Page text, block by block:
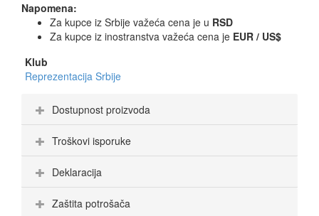
Napomena:
Za kupce iz Srbije važeća cena je u RSD
Za kupce iz inostranstva važeća cena je EUR / US$
Klub
Reprezentacija Srbije
Dostupnost proizvoda
Troškovi isporuke
Deklaracija
Zaštita potrošača